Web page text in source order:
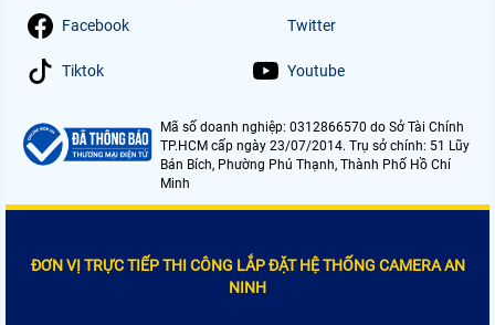
Facebook Twitter
Tiktok Youtube
Mã số doanh nghiệp: 0312866570 do Sở Tài Chính
TP.HCM cấp ngày 23/07/2014. Trụ sở chính: 51 Lũy
Bán Bích, Phường Phú Thạnh, Thành Phố Hồ Chí
Minh
ĐƠN VỊ TRỰC TIẾP THI CÔNG LẮP ĐẶT HỆ THỐNG CAMERA AN
NINH